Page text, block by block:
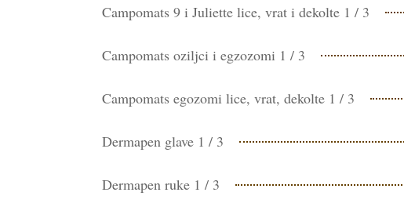
Campomats 9 i Juliette lice, vrat i dekolte 1 / 3
Campomats oziljci i egzozomi 1 / 3
Campomats egozomi lice, vrat, dekolte 1 / 3
Dermapen glave 1 / 3
Dermapen ruke 1 / 3